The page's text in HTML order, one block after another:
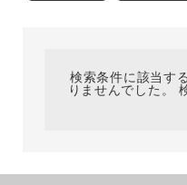
ブランド
検索条件に該当す
りませんでした。